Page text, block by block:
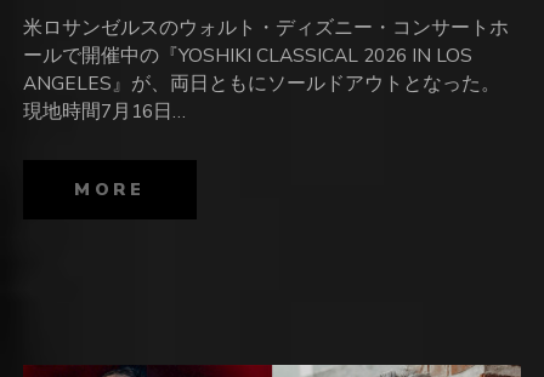
米ロサンゼルスのウォルト・ディズニー・コンサートホ
ールで開催中の『YOSHIKI CLASSICAL 2026 IN LOS
ANGELES』が、両日ともにソールドアウトとなった。
現地時間7月16日…
MORE